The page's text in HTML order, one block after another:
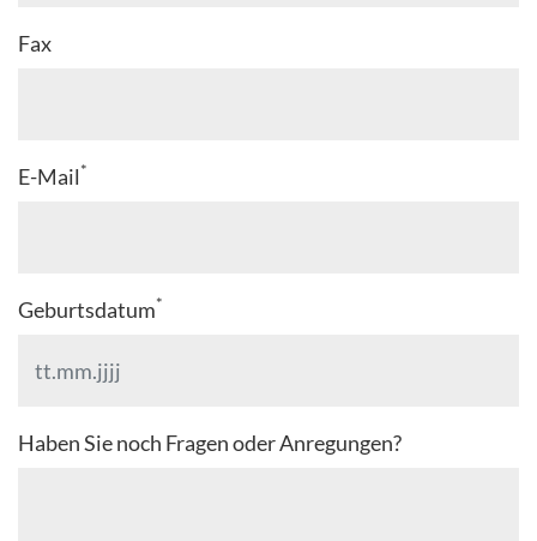
Fax
E-Mail*
Geburtsdatum*
Haben Sie noch Fragen oder Anregungen?